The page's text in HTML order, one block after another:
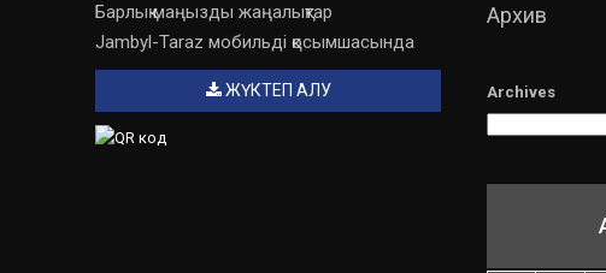
Барлық маңызды жаңалықтар
Jambyl-Taraz мобильді қосымшасында
ЖҮКТЕП АЛУ
Архив
Archives